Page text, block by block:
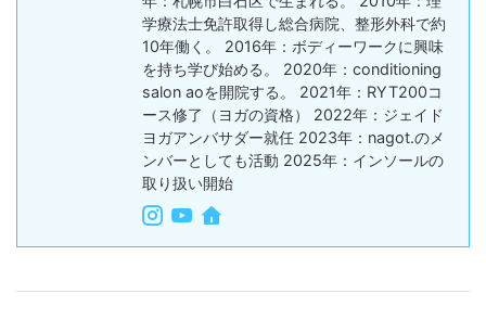
学療法士免許取得し総合病院、整形外科で約
10年働く。 2016年：ボディーワークに興味
を持ち学び始める。 2020年：conditioning
salon aoを開院する。 2021年：RYT200コ
ース修了（ヨガの資格） 2022年：ジェイド
ヨガアンバサダー就任 2023年：nagot.のメ
ンバーとしても活動 2025年：インソールの
取り扱い開始